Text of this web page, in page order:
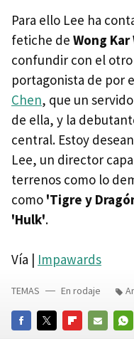
Para ello Lee ha
fetiche de Wong Kar
confundir con el otro
portagonista de por
Chen, que un
de ella, y la
central. Estoy
Lee, un director
terrenos como lo
como 'Tigre y
'Hulk'.
Vía | Impawards
TEMAS En rodaje